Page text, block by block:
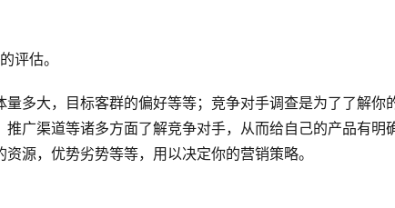
评估。
多大，目标客群的偏好等等；竞争对手调查是为了了解你
广渠道等诸多方面了解竞争对手，从而给自己的产品有明
源，优势劣势等等，用以决定你的营销策略。